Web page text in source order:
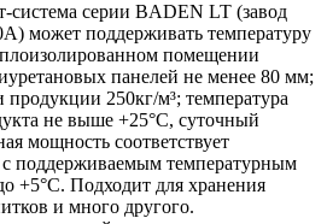
система серии BADEN LT (завод
может поддерживать температуру
помещении
панелей не менее 80 мм;
продукции 250кг/м³; температура
не выше +25°С, суточный
мощность соответствует
поддерживаемым температурным
+5°С. Подходит для хранения
и много другого.